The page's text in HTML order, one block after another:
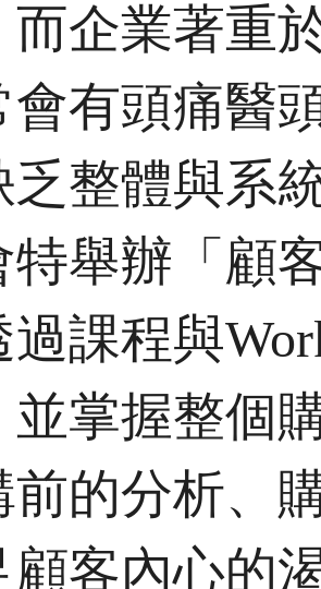
而企業著重
會有頭痛醫
乏整體與系
特舉辦「顧
課程與
並掌握整個
前的分析、
顧客內心的